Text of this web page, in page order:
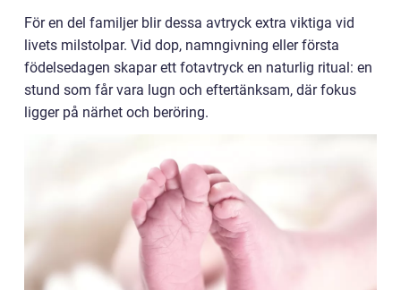
För en del familjer blir dessa avtryck extra viktiga vid
livets milstolpar. Vid dop, namngivning eller första
födelsedagen skapar ett fotavtryck en naturlig ritual: en
stund som får vara lugn och eftertänksam, där fokus
ligger på närhet och beröring.